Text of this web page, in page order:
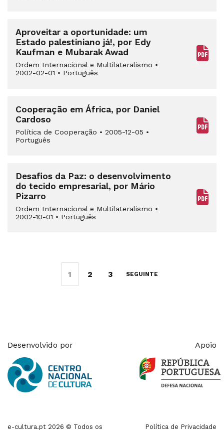
Aproveitar a oportunidade: um
Estado palestiniano já!, por Edy
Kaufman e Mubarak Awad
Ordem Internacional e Multilateralismo •
2002-02-01 • Português
Cooperação em África, por Daniel
Cardoso
Política de Cooperação • 2005-12-05 •
Português
Desafios da Paz: o desenvolvimento
do tecido empresarial, por Mário
Pizarro
Ordem Internacional e Multilateralismo •
2002-10-01 • Português
1 2 3 SEGUINTE
Desenvolvido por Apoio
e-cultura.pt 2026 © Todos os Política de Privacidade